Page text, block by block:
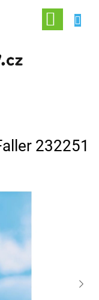
NÁKUPNÍ
KOŠÍK
232251